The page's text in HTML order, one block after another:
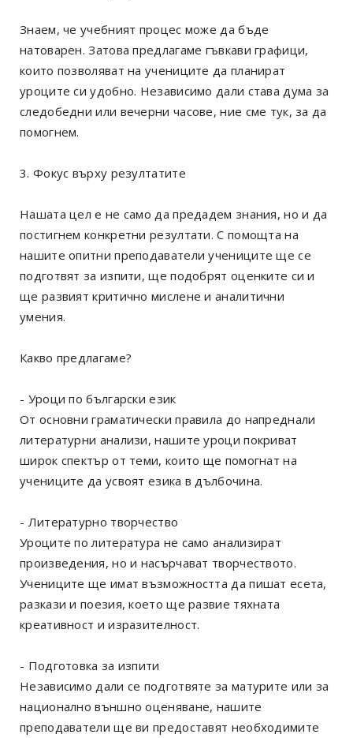
Знаем, че учебният процес може да бъде
натоварен. Затова предлагаме гъвкави графици,
които позволяват на учениците да планират
уроците си удобно. Независимо дали става дума за
следобедни или вечерни часове, ние сме тук, за да
помогнем.
3. Фокус върху резултатите
Нашата цел е не само да предадем знания, но и да
постигнем конкретни резултати. С помощта на
нашите опитни преподаватели учениците ще се
подготвят за изпити, ще подобрят оценките си и
ще развият критично мислене и аналитични
умения.
Какво предлагаме?
- Уроци по български език
От основни граматически правила до напреднали
литературни анализи, нашите уроци покриват
широк спектър от теми, които ще помогнат на
учениците да усвоят езика в дълбочина.
- Литературно творчество
Уроците по литература не само анализират
произведения, но и насърчават творчеството.
Учениците ще имат възможността да пишат есета,
разкази и поезия, което ще развие тяхната
креативност и изразителност.
- Подготовка за изпити
Независимо дали се подготвяте за матурите или за
национално външно оценяване, нашите
преподаватели ще ви предоставят необходимите